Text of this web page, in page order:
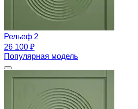
Рельеф 2
26 100 ₽
Популярная модель